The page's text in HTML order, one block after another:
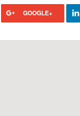
GOOGLE+